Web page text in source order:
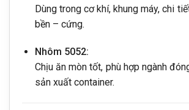
Dùng trong cơ khí, khung máy, chi
bền – cứng.
Nhôm 5052:
Chịu ăn mòn tốt, phù hợp ngành
sản xuất container.